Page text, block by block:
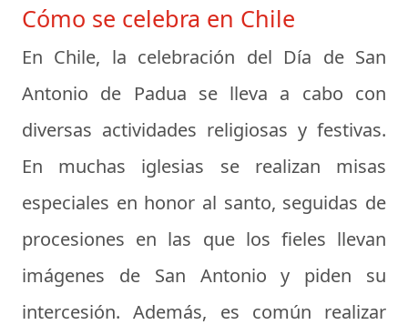
Cómo se celebra en Chile
En Chile, la celebración del Día de San
Antonio de Padua se lleva a cabo con
diversas actividades religiosas y festivas.
En muchas iglesias se realizan misas
especiales en honor al santo, seguidas de
procesiones en las que los fieles llevan
imágenes de San Antonio y piden su
intercesión. Además, es común realizar